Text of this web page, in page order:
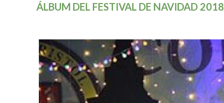
ÁLBUM DEL FESTIVAL DE NAVIDAD 2018